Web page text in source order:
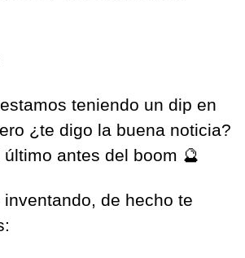
teniendo un dip en
¿te digo la buena noticia?
antes del boom 🔮
de hecho te